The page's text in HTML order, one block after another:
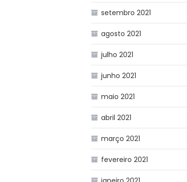
setembro 2021
agosto 2021
julho 2021
junho 2021
maio 2021
abril 2021
março 2021
fevereiro 2021